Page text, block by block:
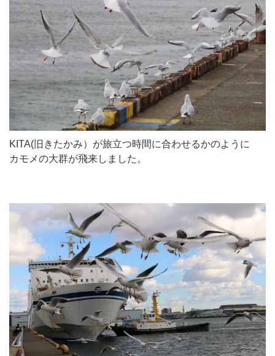
KITA(旧きたかみ）が旅立つ時間に合わせるかのように
カモメの大群が飛来しました。